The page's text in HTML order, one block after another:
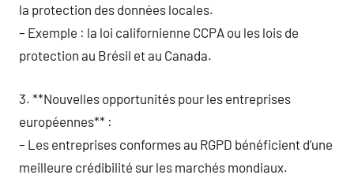
la protection des données locales.
– Exemple : la loi californienne CCPA ou les lois de
protection au Brésil et au Canada.
3. **Nouvelles opportunités pour les entreprises
européennes** :
– Les entreprises conformes au RGPD bénéficient d’une
meilleure crédibilité sur les marchés mondiaux.